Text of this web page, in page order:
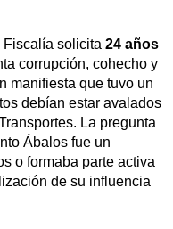
Fiscalía solicita 24 años
corrupción, cohecho y
manifiesta que tuvo un
debían estar avalados
La pregunta
Ábalos fue un
o formaba parte activa
de su influencia